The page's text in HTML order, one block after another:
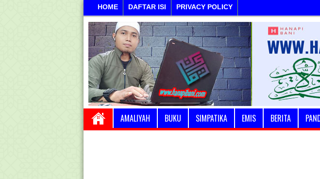
HOME DAFTAR ISI PRIVACY POLICY
AMALIYAH BUKU SIMPATIKA EMIS BERITA